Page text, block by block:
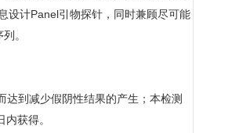
设计Panel引物探针，同时兼顾尽可能
列。
达到减少假阴性结果的产生；本检测
获得。